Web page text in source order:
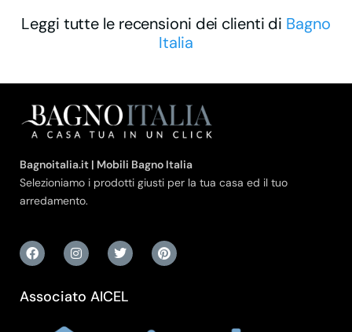
Leggi tutte le recensioni dei clienti di Bagno
Italia
Bagnoitalia.it | Mobili Bagno Italia
Selezioniamo i prodotti giusti per la tua casa ed il tuo
arredamento.
Associato AICEL